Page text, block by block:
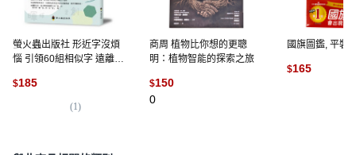
螢火蟲出版社 形近字沒煩
惱 引領60組相似字 遠離航
$185
(1)
商周 植物比你想的更聰
明：植物智能的探索之旅
$150
0
國旗圖鑑, 平裝
$165